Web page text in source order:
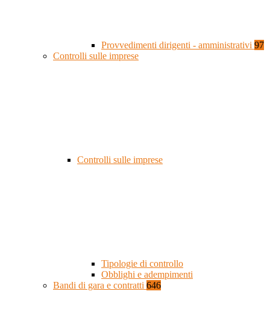
Provvedimenti dirigenti - amministrativi 97
Controlli sulle imprese
Controlli sulle imprese
Tipologie di controllo
Obblighi e adempimenti
Bandi di gara e contratti 646